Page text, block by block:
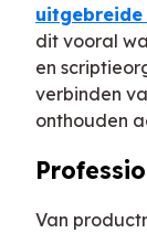
uitgebreide
dit vooral
en
verbinden
onthouden
Van